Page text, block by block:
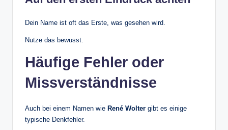
Dein Name ist oft das Erste, was gesehen wird.
Nutze das bewusst.
Häufige Fehler oder
Missverständnisse
Auch bei einem Namen wie René Wolter gibt es einige
typische Denkfehler.